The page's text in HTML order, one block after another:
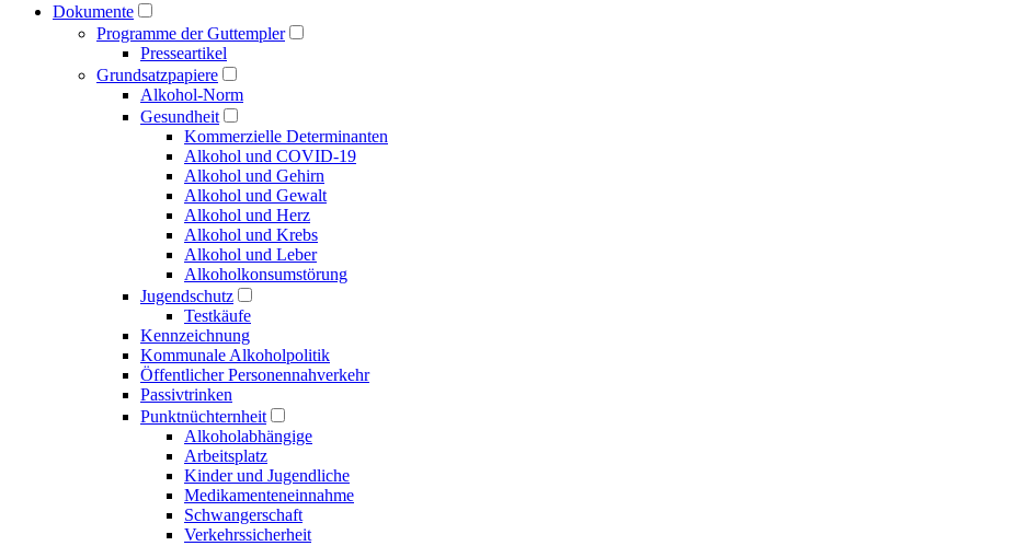
Dokumente
Programme der Guttempler
Presse­artikel
Grundsatzpapiere
Alkohol-Norm
Gesundheit
Kommerzielle Determinanten
Alkohol und COVID-19
Alkohol und Gehirn
Alkohol und Gewalt
Alkohol und Herz
Alkohol und Krebs
Alkohol und Leber
Alkoholkonsumstörung
Jugendschutz
Testkäufe
Kennzeichnung
Kommunale Alkoholpolitik
Öffentlicher Personen­nahverkehr
Passivtrinken
Punkt­nüchternheit
Alkohol­abhängige
Arbeitsplatz
Kinder und Jugendliche
Medikamenten­einnahme
Schwangerschaft
Verkehrs­sicherheit